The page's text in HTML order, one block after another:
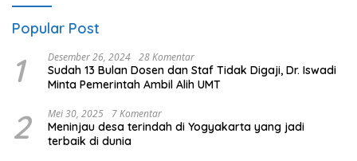
Popular Post
1 Desember 26, 2024 28 Komentar
Sudah 13 Bulan Dosen dan Staf Tidak Digaji, Dr. Iswadi
Minta Pemerintah Ambil Alih UMT
2 Mei 30, 2025 7 Komentar
Meninjau desa terindah di Yogyakarta yang jadi
terbaik di dunia